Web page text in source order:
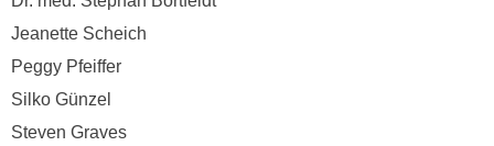
Jeanette Scheich
Peggy Pfeiffer
Silko Günzel
Steven Graves